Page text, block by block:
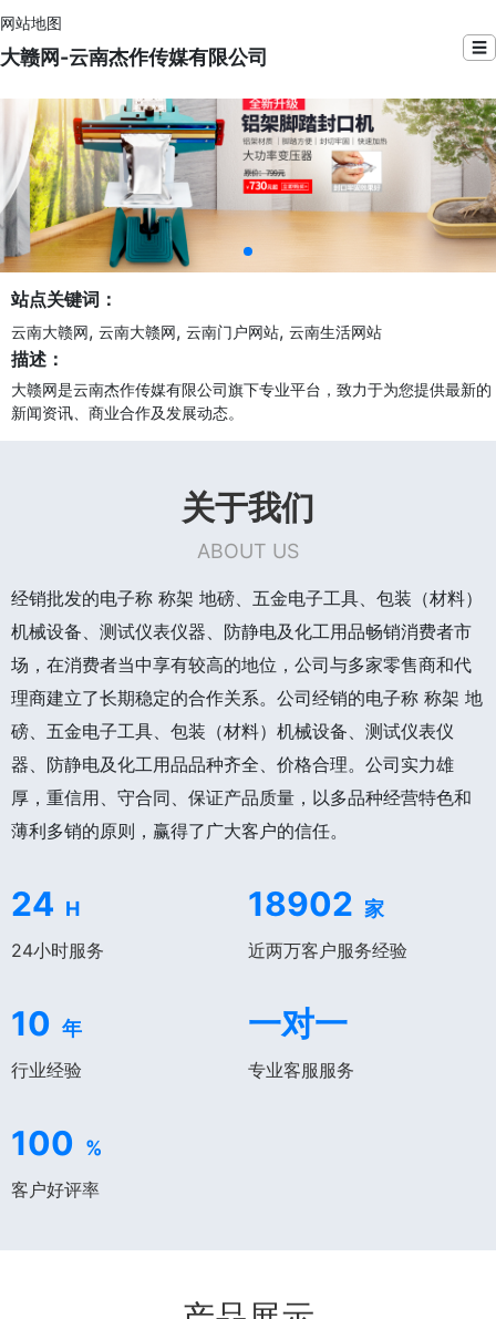
网站地图
大赣网-云南杰作传媒有限公司 ☰
站点关键词：
云南大赣网, 云南大赣网, 云南门户网站, 云南生活网站
描述：
大赣网是云南杰作传媒有限公司旗下专业平台，致力于为您提供最新的
新闻资讯、商业合作及发展动态。
关于我们
ABOUT US
经销批发的电子称 称架 地磅、五金电子工具、包装（材料）
机械设备、测试仪表仪器、防静电及化工用品畅销消费者市
场，在消费者当中享有较高的地位，公司与多家零售商和代
理商建立了长期稳定的合作关系。公司经销的电子称 称架 地
磅、五金电子工具、包装（材料）机械设备、测试仪表仪
器、防静电及化工用品品种齐全、价格合理。公司实力雄
厚，重信用、守合同、保证产品质量，以多品种经营特色和
薄利多销的原则，赢得了广大客户的信任。
24 H
24小时服务
18902 家
近两万客户服务经验
10 年
行业经验
一对一
专业客服服务
100 %
客户好评率